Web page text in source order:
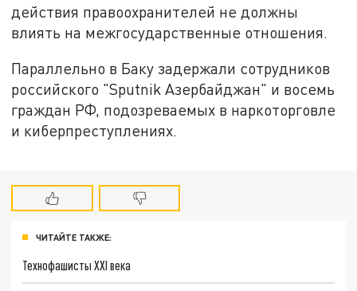
действия правоохранителей не должны
влиять на межгосударственные отношения.
Параллельно в Баку задержали сотрудников
российского "Sputnik Азербайджан" и восемь
граждан РФ, подозреваемых в наркоторговле
и киберпреступлениях.
ЧИТАЙТЕ ТАКЖЕ:
Технофашисты XXI века